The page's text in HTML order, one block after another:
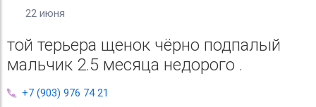
22 июня
той терьера щенок чёрно подпалый
мальчик 2.5 месяца недорого .
+7 (903) 976 74 21